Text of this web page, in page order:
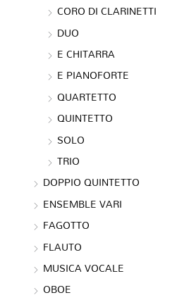
CORO DI CLARINETTI
DUO
E CHITARRA
E PIANOFORTE
QUARTETTO
QUINTETTO
SOLO
TRIO
DOPPIO QUINTETTO
ENSEMBLE VARI
FAGOTTO
FLAUTO
MUSICA VOCALE
OBOE